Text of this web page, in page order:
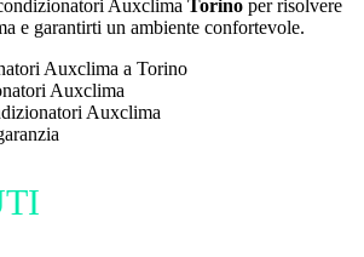
Auxclima Torino per risolvere
e garantirti un ambiente confortevole.
Auxclima